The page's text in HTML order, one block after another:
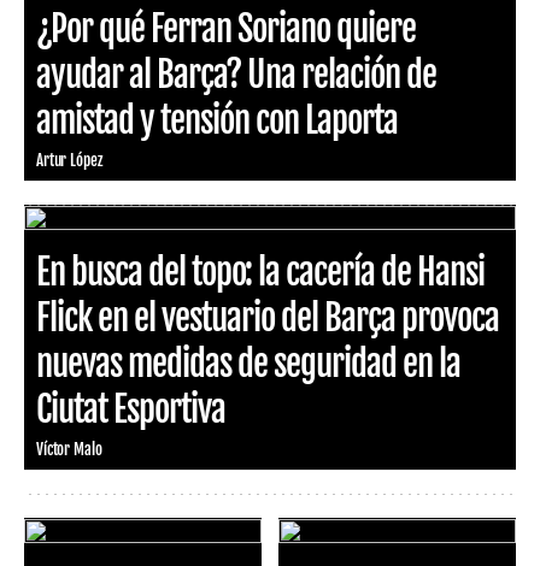
¿Por qué Ferran Soriano quiere
ayudar al Barça? Una relación de
amistad y tensión con Laporta
Artur López
En busca del topo: la cacería de Hansi
Flick en el vestuario del Barça provoca
nuevas medidas de seguridad en la
Ciutat Esportiva
Víctor Malo